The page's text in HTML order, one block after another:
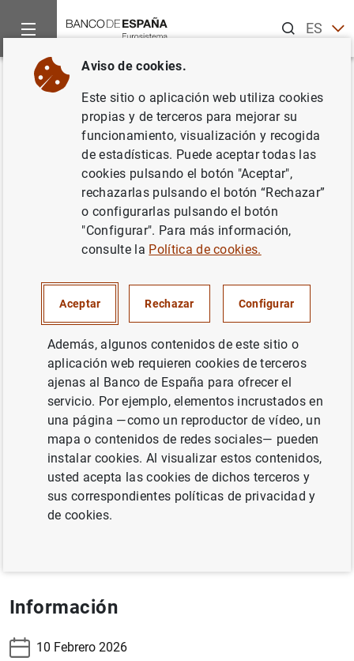
ESEN
Inicio Noticias y eventos
Volver
Soledad Núñez. Revista Papeles
de Economía Española “Nuevos
desafíos del sector bancario”
FUNCAS
C/ Caballero de Gracia, 28
Madrid
La subgobernadora, Soledad Núñez, intervendrá en la
presentación del núm. 186 de la revista Papeles de
Economía Española “Nuevos desafíos del sector
bancario”.
Información y registro
Información
10 Febrero 2026
Aviso de cookies.
Este sitio o aplicación web utiliza cookies
propias y de terceros para mejorar su
funcionamiento, visualización y recogida
de estadísticas. Puede aceptar todas las
cookies pulsando el botón "Aceptar",
rechazarlas pulsando el botón “Rechazar”
o configurarlas pulsando el botón
"Configurar". Para más información,
consulte la Política de cookies.
Aceptar Rechazar Configurar
Además, algunos contenidos de este sitio o
aplicación web requieren cookies de terceros
ajenas al Banco de España para ofrecer el
servicio. Por ejemplo, elementos incrustados en
una página —como un reproductor de vídeo, un
mapa o contenidos de redes sociales— pueden
instalar cookies. Al visualizar estos contenidos,
usted acepta las cookies de dichos terceros y
sus correspondientes políticas de privacidad y
de cookies.